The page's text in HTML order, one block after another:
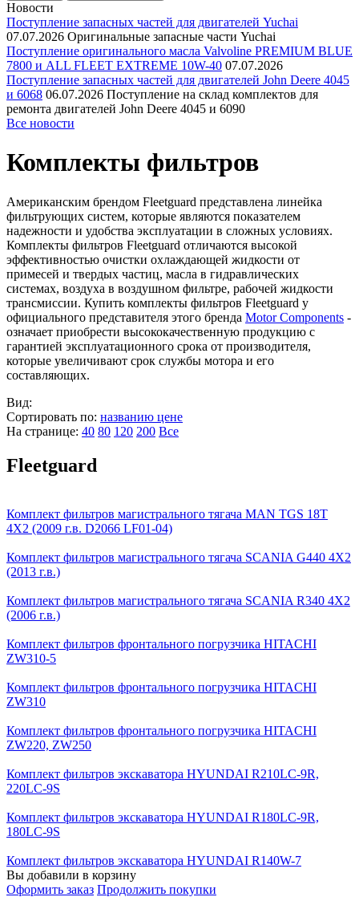
Новости
Поступление запасных частей для двигателей Yuchai
07.07.2026 Оригинальные запасные части Yuchai
Поступление оригинального масла Valvoline PREMIUM BLUE
7800 и ALL FLEET EXTREME 10W-40 07.07.2026
Поступление запасных частей для двигателей John Deere 4045
и 6068 06.07.2026 Поступление на склад комплектов для
ремонта двигателей John Deere 4045 и 6090
Все новости
Комплекты фильтров
Американским брендом Fleetguard представлена линейка
фильтрующих систем, которые являются показателем
надежности и удобства эксплуатации в сложных условиях.
Комплекты фильтров Fleetguard отличаются высокой
эффективностью очистки охлаждающей жидкости от
примесей и твердых частиц, масла в гидравлических
системах, воздуха в воздушном фильтре, рабочей жидкости
трансмиссии. Купить комплекты фильтров Fleetguard у
официального представителя этого бренда Motor Components -
означает приобрести высококачественную продукцию с
гарантией эксплуатационного срока от производителя,
которые увеличивают срок службы мотора и его
составляющих.
Вид:
Сортировать по: названию цене
На странице: 40 80 120 200 Все
Fleetguard
Комплект фильтров магистрального тягача MAN TGS 18T
4Х2 (2009 г.в. D2066 LF01-04)
Комплект фильтров магистрального тягача SCANIA G440 4Х2
(2013 г.в.)
Комплект фильтров магистрального тягача SCANIA R340 4Х2
(2006 г.в.)
Комплект фильтров фронтального погрузчика HITACHI
ZW310-5
Комплект фильтров фронтального погрузчика HITACHI
ZW310
Комплект фильтров фронтального погрузчика HITACHI
ZW220, ZW250
Комплект фильтров экскаватора HYUNDAI R210LC-9R,
220LC-9S
Комплект фильтров экскаватора HYUNDAI R180LC-9R,
180LC-9S
Комплект фильтров экскаватора HYUNDAI R140W-7
Вы добавили в корзину
Оформить заказ Продолжить покупки